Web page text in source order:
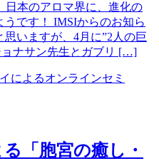
本のアロマ界に、進化の
です！ IMSIからのお知ら
いますが、4月に”2人の巨
ョナサン先生とガブリ […]
「胞宮の癒し・